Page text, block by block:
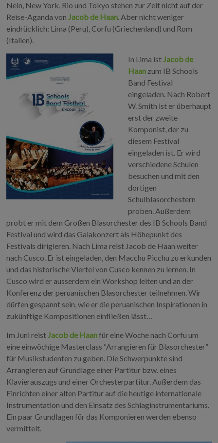
Nein, New York, Rio und Tokyo stehen zur Zeit nicht auf der
Reise-Aganda vonJacob de Haan. Aber nicht weniger
eindrücklich: Lima (Peru), Corfu (Griechenland) und Rom
(Italien).
In Lima istJacob de
Haan zum IB Schools
Band Festival
eingeladen. Nach Robert
W. Smith ist er überhaupt
erst der zweite
Komponist, der zu
diesem Festival
eingeladen ist. Er wird
verschiedene Schulen
besuchen und mit den
dortigen
Schulblasorchestern
proben. Außerdem
probt er mit dem Großen Blasorchester des IB Schools Band
Festival und wird das Galakonzert als Höhepunkt des
Festivals dirigieren. Nach Lima reist Jacob de Haan weiter
nach Cusco. Er ist eingeladen, den Macchu Picchu zu erkunden
und das historische Viertel von Cusco kennen zu lernen. In
Cusco wird er ausserdem ein Workshop leiten und an der
Konferenz der peruanischen Blasorchester teilnehmen. Wir
dürfen gespannt sein, wie er die peruanischen Inspirationen in
zukünftige Kompositionen einfließen lässt…
Im Juni reistJacob de Haanfür eine Woche nach Corfu um
eine einwöchige Masterclass “Arrangieren für Blasorchester”
für Musikstudenten zu geben. Die Schwerpunkte sind
Arrangieren auf Grundlage einer Partitur bzw. eines
Klavierauszugs und einer Orchesterpartitur. Außerdem das
Einrichten einer alten Partitur auf die heutige internationale
Instrumentation und den Einsatz des Schlaginstrumentariums.
Ein paar Grundlagen für das Komponieren werden ebenso
vermittelt.